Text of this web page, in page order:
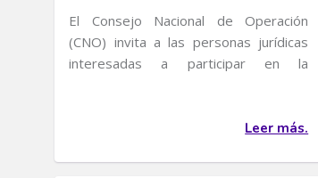
El Consejo Nacional de Operación
(CNO) invita a las personas jurídicas
interesadas a participar en la
Leer más.